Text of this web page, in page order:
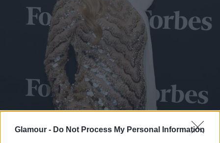
Glamour - Do Not Process My Personal Information